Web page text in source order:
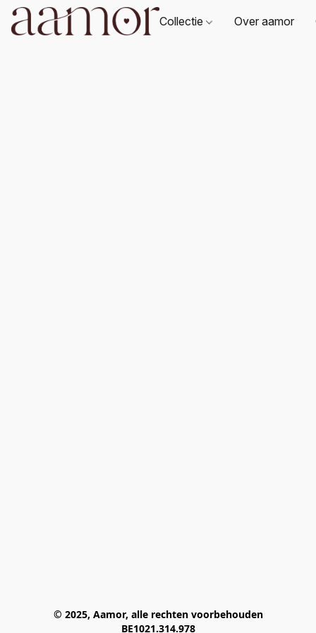
Collectie Over aamor
© 2025, Aamor, alle rechten voorbehouden
BE1021.314.978